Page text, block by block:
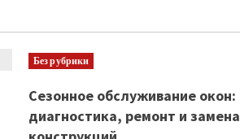
Без рубрики
Сезонное обслуживание окон:
диагностика, ремонт и замена